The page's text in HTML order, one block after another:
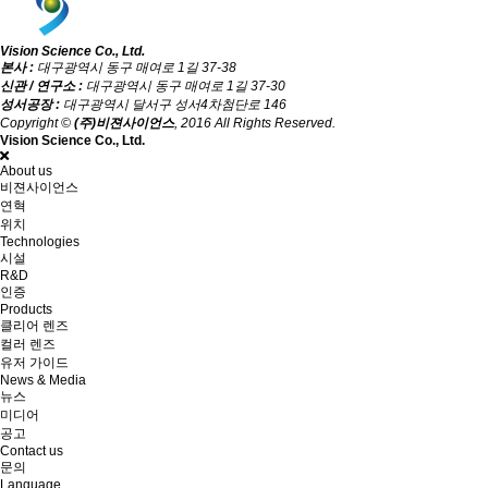
Vision Science Co., Ltd.
본사 : 대구광역시 동구 매여로 1길 37-38
신관 / 연구소 : 대구광역시 동구 매여로 1길 37-30
성서공장 : 대구광역시 달서구 성서4차첨단로 146
Copyright © (주)비젼사이언스, 2016 All Rights Reserved.
Vision Science Co., Ltd.
About us
비젼사이언스
연혁
위치
Technologies
시설
R&D
인증
Products
클리어 렌즈
컬러 렌즈
유저 가이드
News & Media
뉴스
미디어
공고
Contact us
문의
Language